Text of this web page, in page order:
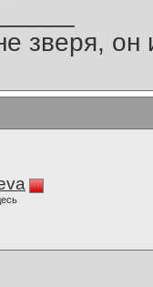
зверя, он